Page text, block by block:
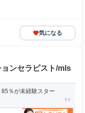
気になる
ンセラピスト/mls
％が未経験スター